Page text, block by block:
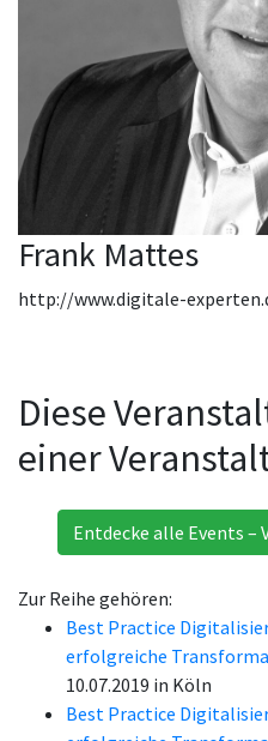
Frank Mattes
http://www.digitale-
Diese
einer
Entdecke alle Events –
Zur Reihe gehören:
Best Practice
erfolgreiche
10.07.2019 in Köln
Best Practice